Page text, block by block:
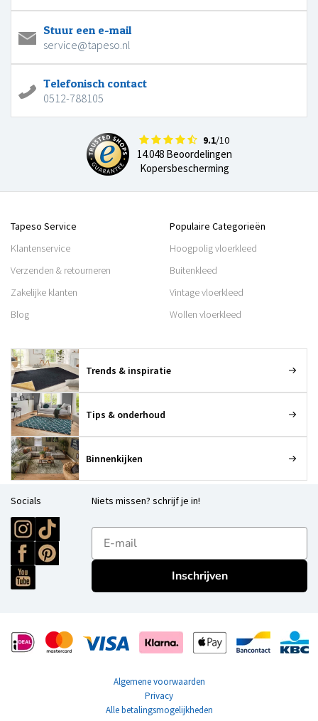
Stuur een e-mail
service@tapeso.nl
Telefonisch contact
0512-788105
9.1/10
14.048 Beoordelingen
Kopersbescherming
Tapeso Service
Klantenservice
Verzenden & retourneren
Zakelijke klanten
Blog
Populaire Categorieën
Hoogpolig vloerkleed
Buitenkleed
Vintage vloerkleed
Wollen vloerkleed
Trends & inspiratie
Tips & onderhoud
Binnenkijken
Socials Niets missen? schrijf je in!
E-mailadres
Inschrijven
Algemene voorwaarden
Privacy
Alle betalingsmogelijkheden